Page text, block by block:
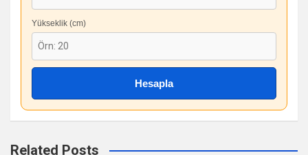
Yükseklik (cm)
Hesapla
Related Posts